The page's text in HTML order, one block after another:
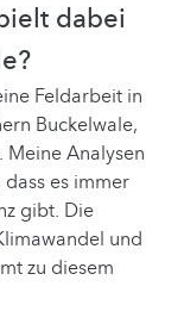
dabei
Feldarbeit in
Buckelwale,
Analysen
es immer
gibt. Die
und
zu diesem